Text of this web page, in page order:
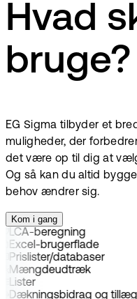
Hvad
bruge?
EG Sigma tilbyder et
muligheder, der
det være op til dig at
Og så kan du altid
behov ændrer sig.
Kom i gang
LCA-beregning
Excel-brugerflade
Prislister/databaser
Mængdeudtræk
Lister
Dækningsbidrag og tillæg